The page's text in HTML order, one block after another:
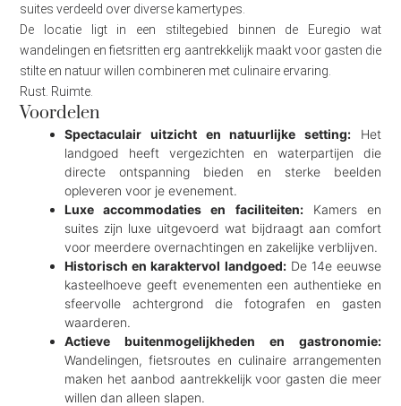
suites verdeeld over diverse kamertypes.
De locatie ligt in een stiltegebied binnen de Euregio wat
wandelingen en fietsritten erg aantrekkelijk maakt voor gasten die
stilte en natuur willen combineren met culinaire ervaring.
Rust. Ruimte.
Voordelen
Spectaculair uitzicht en natuurlijke setting:Het
landgoed heeft vergezichten en waterpartijen die
directe ontspanning bieden en sterke beelden
opleveren voor je evenement.
Luxe accommodaties en faciliteiten:Kamers en
suites zijn luxe uitgevoerd wat bijdraagt aan comfort
voor meerdere overnachtingen en zakelijke verblijven.
Historisch en karaktervol landgoed:De 14e eeuwse
kasteelhoeve geeft evenementen een authentieke en
sfeervolle achtergrond die fotografen en gasten
waarderen.
Actieve buitenmogelijkheden en gastronomie:
Wandelingen, fietsroutes en culinaire arrangementen
maken het aanbod aantrekkelijk voor gasten die meer
willen dan alleen slapen.